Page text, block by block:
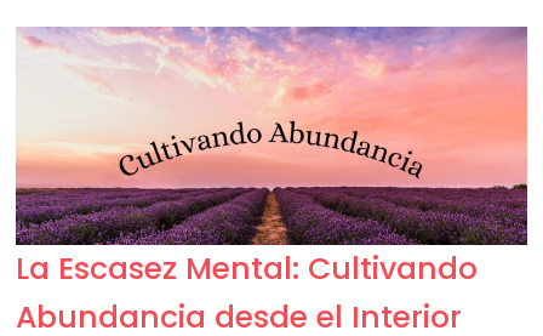
La Escasez Mental: Cultivando
Abundancia desde el Interior